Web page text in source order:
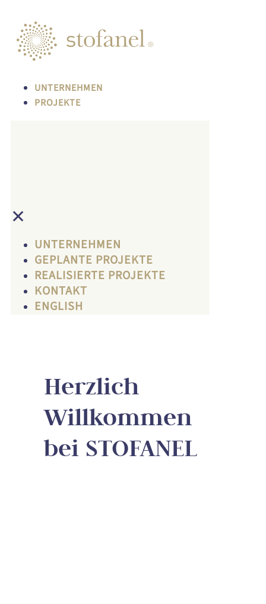
UNTERNEHMEN
PROJEKTE
✕
UNTERNEHMEN
GEPLANTE PROJEKTE
REALISIERTE PROJEKTE
KONTAKT
ENGLISH
Herzlich
Willkommen
bei STOFANEL